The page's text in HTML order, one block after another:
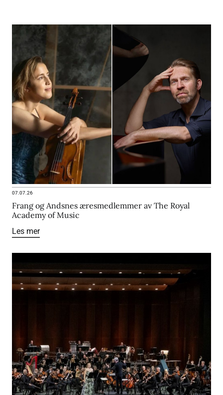
07.07.26
Frang og Andsnes æresmedlemmer av The Royal
Academy of Music
Les mer